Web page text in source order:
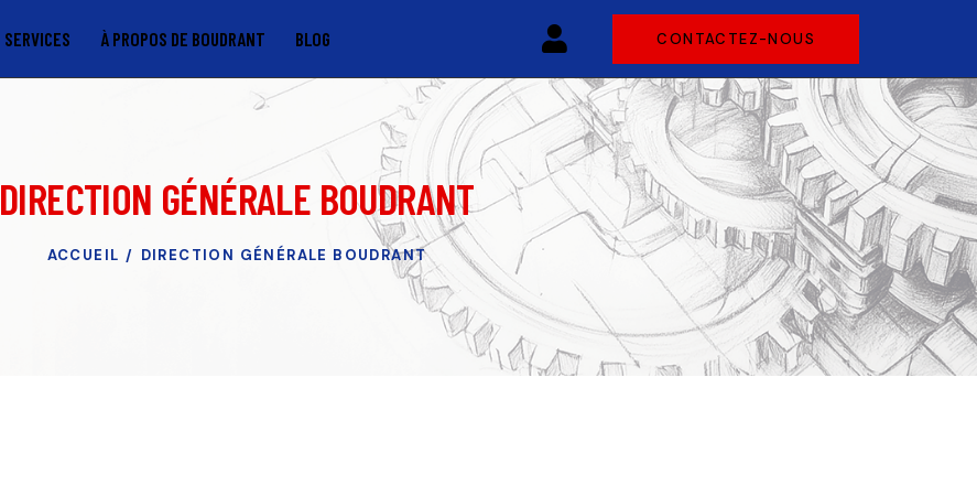
SERVICES À PROPOS DE BOUDRANT BLOG CONTACTEZ-NOUS
DIRECTION GÉNÉRALE BOUDRANT
ACCUEIL DIRECTION GÉNÉRALE BOUDRANT